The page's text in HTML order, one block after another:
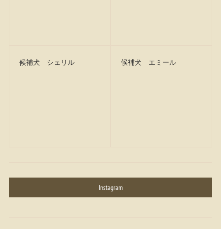
候補犬 シェリル 候補犬 エミール
Instagram